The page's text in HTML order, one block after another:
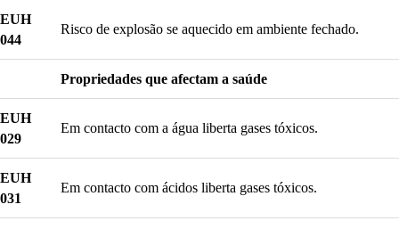
EUH
044
Risco de explosão se aquecido em ambiente fechado.
Propriedades que afectam a saúde
EUH
029
Em contacto com a água liberta gases tóxicos.
EUH
031
Em contacto com ácidos liberta gases tóxicos.